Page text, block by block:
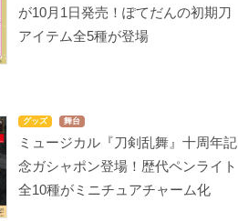
が10月1日発売！ぽてだんの初期刀
アイテム全5種が登場
グッズ 舞台
ミュージカル『刀剣乱舞』十周年記
念ガシャポン登場！歴代ペンライト
全10種がミニチュアチャーム化